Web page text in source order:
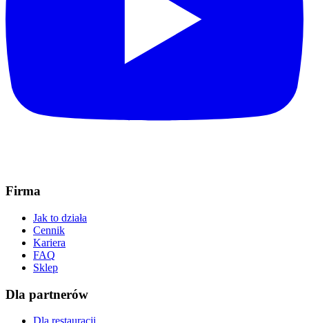
Firma
Jak to działa
Cennik
Kariera
FAQ
Sklep
Dla partnerów